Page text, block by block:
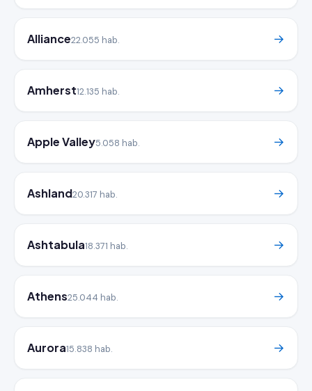
Alliance22.055 hab. →
Amherst12.135 hab. →
Apple Valley5.058 hab. →
Ashland20.317 hab. →
Ashtabula18.371 hab. →
Athens25.044 hab. →
Aurora15.838 hab. →